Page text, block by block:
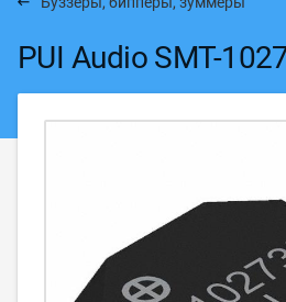
PUI Audio SMT-